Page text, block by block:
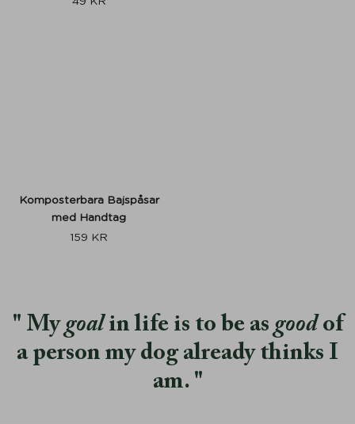
Komposterbara Bajspåsar
med Handtag
159 KR
Mygoalin life is to be as goodof
a person my dog already thinks I
am.